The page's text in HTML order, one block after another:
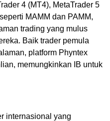
4 (MT4), MetaTrader 5
MAMM dan PAMM,
trading yang mulus
Baik trader pemula
platform Phyntex
memungkinkan IB untuk
internasional yang